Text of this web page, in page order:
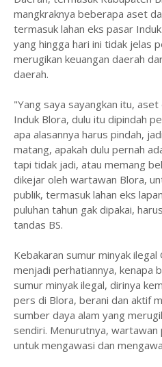
mangkraknya beberapa aset
termasuk lahan eks pasar
yang hingga hari ini tidak jelas
merugikan keuangan daerah
daerah.
"Yang saya sayangkan itu,
Induk Blora, dulu itu dipindah
apa alasannya harus pindah,
matang, apakah dulu pernah
tapi tidak jadi, atau memang
dikejar oleh wartawan Blora,
publik, termasuk lahan eks
puluhan tahun gak dipakai,
tandas BS.
Kebakaran sumur minyak ilegal
menjadi perhatiannya, kenapa
sumur minyak ilegal, dirinya
pers di Blora, berani dan aktif
sumber daya alam yang
sendiri. Menurutnya,
untuk mengawasi dan